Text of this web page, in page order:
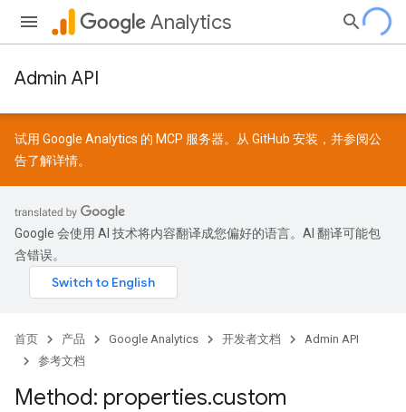
Analytics
Admin API
试用 Google Analytics 的 MCP 服务器。从 GitHub 安装，并参阅公
告了解详情。
Google 会使用 AI 技术将内容翻译成您偏好的语言。AI 翻译可能包
含错误。
首页 产品 Google Analytics 开发者文档
Admin API
参考文档
Method: properties.custom